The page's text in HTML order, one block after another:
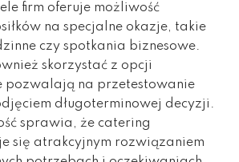
firm oferuje możliwość
na specjalne okazje, takie
czy spotkania biznesowe.
skorzystać z opcji
pozwalają na przetestowanie
długoterminowej decyzji.
sprawia, że catering
się atrakcyjnym rozwiązaniem